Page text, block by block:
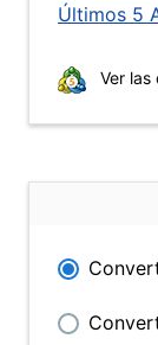
Últimos 5
Ver las